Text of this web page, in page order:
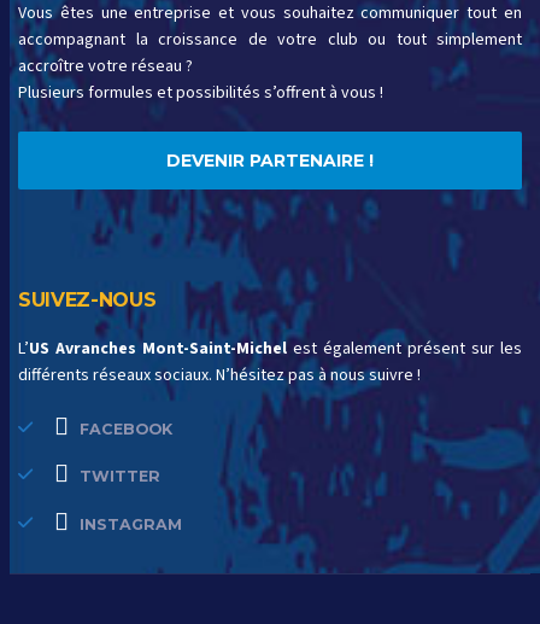
Vous êtes une entreprise et vous souhaitez communiquer tout en
accompagnant la croissance de votre club ou tout simplement
accroître votre réseau ?
Plusieurs formules et possibilités s’offrent à vous !
DEVENIR PARTENAIRE !
SUIVEZ-NOUS
L’US Avranches Mont-Saint-Michel est également présent sur les
différents réseaux sociaux. N’hésitez pas à nous suivre !
FACEBOOK
TWITTER
INSTAGRAM